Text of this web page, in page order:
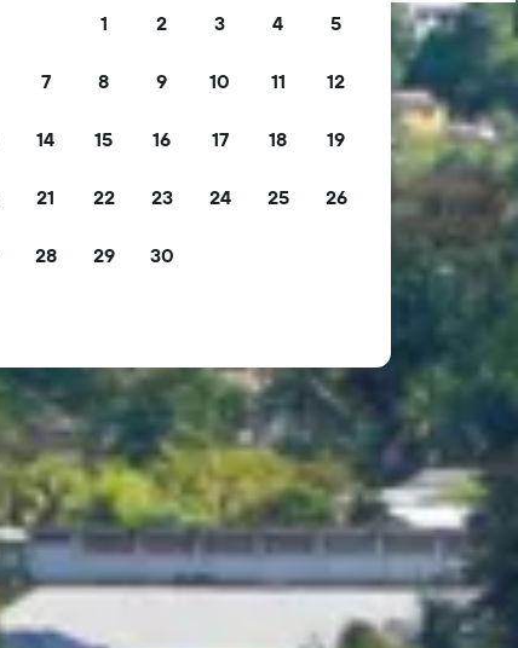
1 2 3 4 5
7 8 9 10 11 12
14 15 16 17 18 19
21 22 23 24 25 26
28 29 30